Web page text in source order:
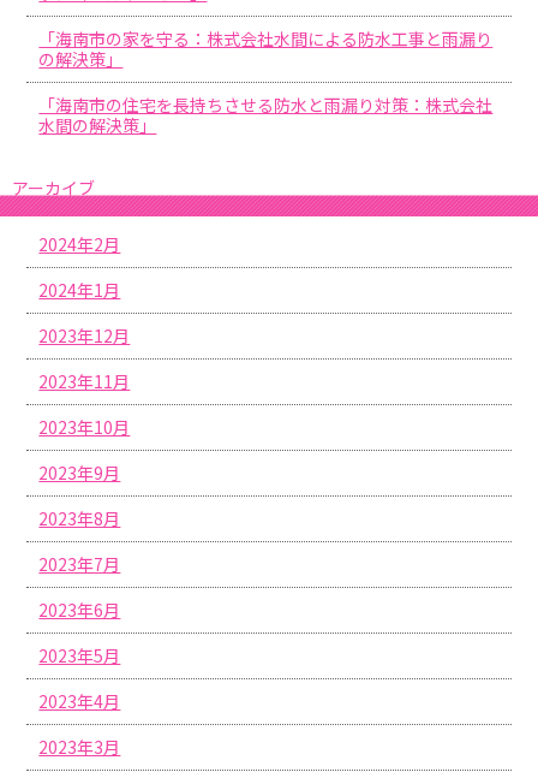
「海南市の家を守る：株式会社水間による防水工事と雨漏り
の解決策」
「海南市の住宅を長持ちさせる防水と雨漏り対策：株式会社
水間の解決策」
アーカイブ
2024年2月
2024年1月
2023年12月
2023年11月
2023年10月
2023年9月
2023年8月
2023年7月
2023年6月
2023年5月
2023年4月
2023年3月